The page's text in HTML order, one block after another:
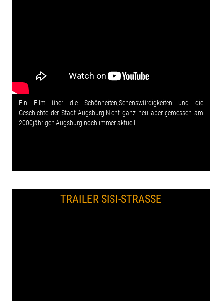
Ein Film über die Schönheiten,Sehenswürdigkeiten und die
Geschichte der Stadt Augsburg.Nicht ganz neu aber gemessen am
2000jährigen Augsburg noch immer aktuell.
TRAILER SISI-STRASSE